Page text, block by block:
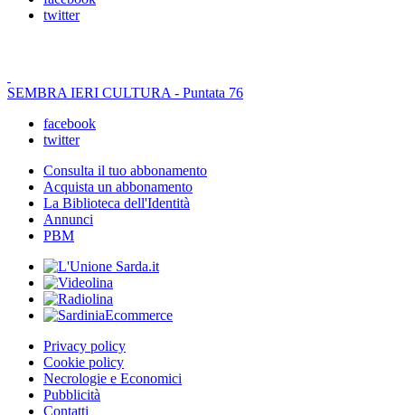
twitter
SEMBRA IERI CULTURA - Puntata 76
facebook
twitter
Consulta il tuo abbonamento
Acquista un abbonamento
La Biblioteca dell'Identità
Annunci
PBM
Privacy policy
Cookie policy
Necrologie e Economici
Pubblicità
Contatti